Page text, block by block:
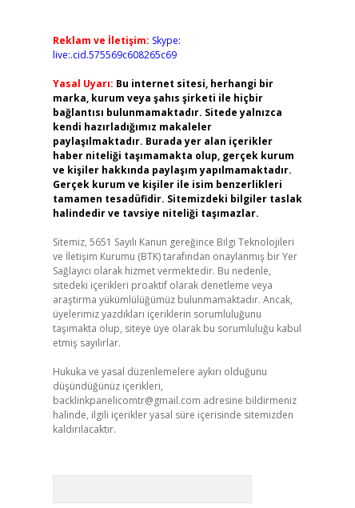
Reklam ve İletişim: Skype:
live:.cid.575569c608265c69
Yasal Uyarı: Bu internet sitesi, herhangi bir
marka, kurum veya şahıs şirketi ile hiçbir
bağlantısı bulunmamaktadır. Sitede yalnızca
kendi hazırladığımız makaleler
paylaşılmaktadır. Burada yer alan içerikler
haber niteliği taşımamakta olup, gerçek kurum
ve kişiler hakkında paylaşım yapılmamaktadır.
Gerçek kurum ve kişiler ile isim benzerlikleri
tamamen tesadüfidir. Sitemizdeki bilgiler taslak
halindedir ve tavsiye niteliği taşımazlar.
Sitemiz, 5651 Sayılı Kanun gereğince Bilgi Teknolojileri
ve İletişim Kurumu (BTK) tarafından onaylanmış bir Yer
Sağlayıcı olarak hizmet vermektedir. Bu nedenle,
sitedeki içerikleri proaktif olarak denetleme veya
araştırma yükümlülüğümüz bulunmamaktadır. Ancak,
üyelerimiz yazdıkları içeriklerin sorumluluğunu
taşımakta olup, siteye üye olarak bu sorumluluğu kabul
etmiş sayılırlar.
Hukuka ve yasal düzenlemelere aykırı olduğunu
düşündüğünüz içerikleri,
backlinkpanelicomtr@gmail.com adresine bildirmeniz
halinde, ilgili içerikler yasal süre içerisinde sitemizden
kaldırılacaktır.